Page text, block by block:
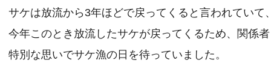
サケは放流から3年ほどで戻ってくると言われていて
今年このとき放流したサケが戻ってくるため、関係
特別な思いでサケ漁の日を待っていました。